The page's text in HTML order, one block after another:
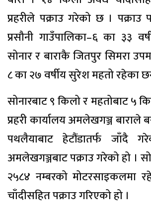
प्रहरीले पक्राउ गरेको छ । पक्राउ
प्रसौनी गाउँपालिका–६ का ३३
सोनार र बाराकै जितपुर सिमरा
८ का २७ वर्षीय सुरेश महतो रहेका
सोनारबाट ९ किलो र महतोबाट ५
प्रहरी कार्यालय अमलेखगञ्ज बाराले
पथलैयाबाट हेटौंडातर्फ जाँदै
अमलेखगञ्जबाट पक्राउ गरेको हो ।
२५८४ नम्बरको मोटरसाइकलमा
चाँदीसहित पक्राउ गरिएको हो ।